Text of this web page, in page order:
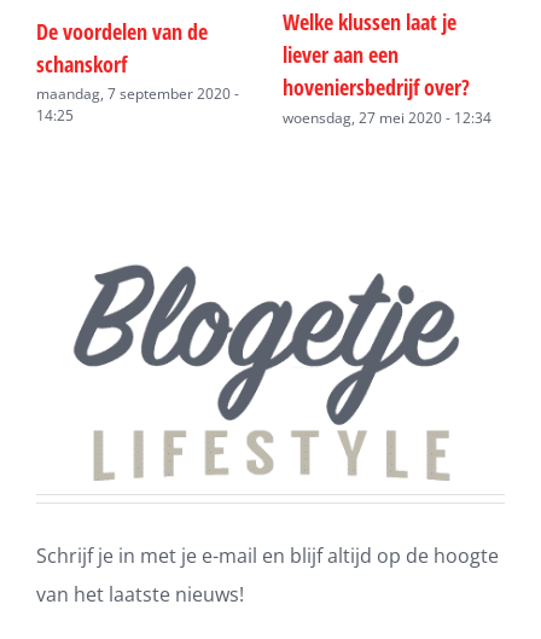
De voordelen van de
schanskorf
maandag, 7 september 2020 -
14:25
Welke klussen laat je
liever aan een
hoveniersbedrijf over?
woensdag, 27 mei 2020 - 12:34
Schrijf je in met je e-mail en blijf altijd op de hoogte
van het laatste nieuws!